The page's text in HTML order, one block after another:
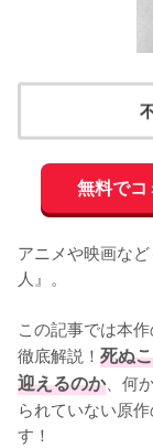
無料で
アニメや映画な
人』。
この記事では本
徹底解説！ 死ぬ
迎えるのか、何
られていない原
す！